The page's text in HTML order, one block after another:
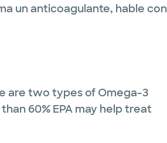
un anticoagulante, hable con
are two types of Omega-3
60% EPA may help treat